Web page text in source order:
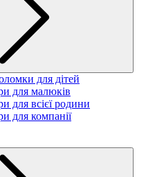
для дітей
для малюків
для всієї родини
для компанії